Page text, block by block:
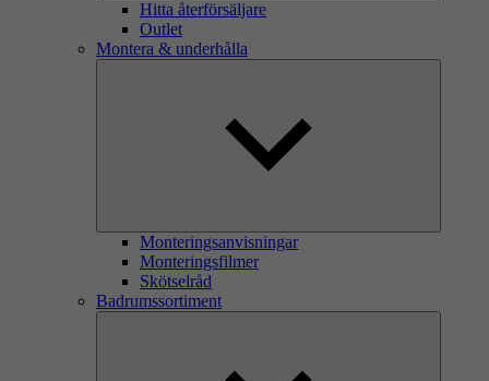
Hitta återförsäljare
Outlet
Montera & underhålla
Monteringsanvisningar
Monteringsfilmer
Skötselråd
Badrumssortiment